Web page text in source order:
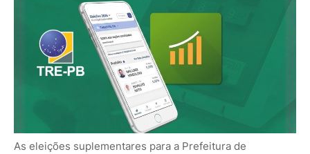
As eleições suplementares para a Prefeitura de